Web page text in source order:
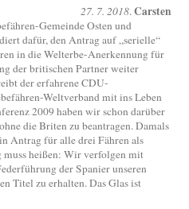
27. 7. 2018.Carsten
Gemeinde Osten und
dafür, den Antrag auf „serielle“
in die Welterbe-Anerkennung für
der britischen Partner weiter
der erfahrene CDU-
Weltverband mit ins Leben
2009 haben wir schon darüber
die Briten zu beantragen. Damals
Antrag für alle drei Fähren als
muss heißen: Wir verfolgen mit
der Spanier unseren
Titel zu erhalten. Das Glas ist